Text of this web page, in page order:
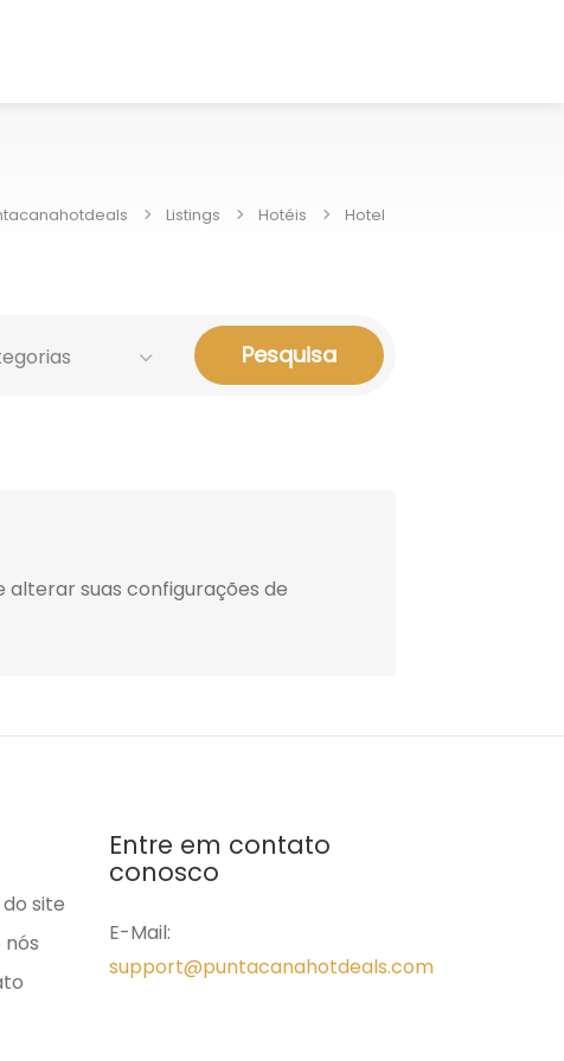
Listings Hotéis Hotel
Pesquisa
alterar suas configurações de
site
nós
Entre em contato
conosco
E-Mail:
support@puntacanahotdeals.com